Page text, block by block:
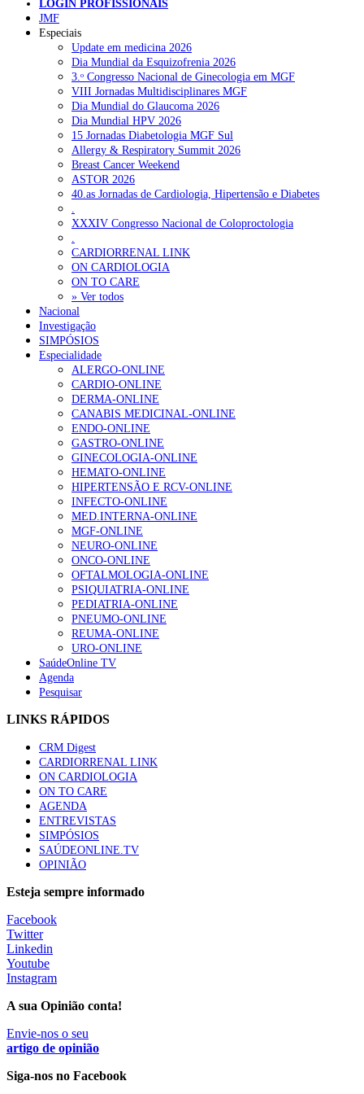
NOTÍCIAS RECENTES
Portugal está a formar os médicos de que precisa?
Estudantes de Medicina representados na 79.ª World Health
Assembly 6 de Agosto, 2026
SCORA X-Change Portugal promove formação internacional
em saúde sexual e reprodutiva
ANEM reúne com coordenador do Pacto Estratégico para a
Saúde
Sindicato diz que nova carreira de médicos dentistas reforça
estabilidade no SNS 6 de Agosto, 2026
NOTÍCIAS MAIS LIDAS
Enfermagem Forense. “Da urgência ao tribunal, cada
gesto conta e cada profissional faz a diferença”
202 visualizações
Alguns milhares de utentes podem ficar sem médico de
família com nova regras do registo, alerta associação
175 visualizações
Quase quatro em cada dez doentes com enfarte
apresentavam níveis elevados de Lp(a), revela estudo
86 visualizações
“Os programas de rastreio do cancro do pulmão são
custo-efetivos e representam um investimento
sustentável para os sistemas de saúde”
66 visualizações
Trodelvy aprovado para primeira linha no cancro da
elegíveis para inibidores PD-(L)1
Especialistas defendem mais potássio na alimentação
para ajudar a controlar a hipertensão
57 visualizações
MAIS NOTÍCIAS
Estudantes de Medicina representados na 79.ª World Health
Assembly
6 Ago, 2026
Sindicato diz que nova carreira de médicos dentistas reforça
estabilidade no SNS
6 Ago, 2026|0 Comments
LOGIN PROFISSIONAIS
JMF
Especiais
Update em medicina 2026
Dia Mundial da Esquizofrenia 2026
3.ᵒ Congresso Nacional de Ginecologia em MGF
VIII Jornadas Multidisciplinares MGF
Dia Mundial do Glaucoma 2026
Dia Mundial HPV 2026
15 Jornadas Diabetologia MGF Sul
Allergy & Respiratory Summit 2026
Breast Cancer Weekend
ASTOR 2026
40.as Jornadas de Cardiologia, Hipertensão e Diabetes
.
XXXIV Congresso Nacional de Coloproctologia
.
CARDIORRENAL LINK
ON CARDIOLOGIA
ON TO CARE
» Ver todos
Nacional
Investigação
SIMPÓSIOS
Especialidade
ALERGO-ONLINE
CARDIO-ONLINE
DERMA-ONLINE
CANABIS MEDICINAL-ONLINE
ENDO-ONLINE
GASTRO-ONLINE
GINECOLOGIA-ONLINE
HEMATO-ONLINE
HIPERTENSÃO E RCV-ONLINE
INFECTO-ONLINE
MED.INTERNA-ONLINE
MGF-ONLINE
NEURO-ONLINE
ONCO-ONLINE
OFTALMOLOGIA-ONLINE
PSIQUIATRIA-ONLINE
PEDIATRIA-ONLINE
PNEUMO-ONLINE
REUMA-ONLINE
URO-ONLINE
SaúdeOnline TV
Agenda
Pesquisar
LINKS RÁPIDOS
CRM Digest
CARDIORRENAL LINK
ON CARDIOLOGIA
ON TO CARE
AGENDA
ENTREVISTAS
SIMPÓSIOS
SAÚDEONLINE.TV
OPINIÃO
Esteja sempre informado
Facebook
Twitter
Linkedin
Youtube
Instagram
A sua Opinião conta!
Envie-nos o seu
artigo de opinião
Siga-nos no Facebook